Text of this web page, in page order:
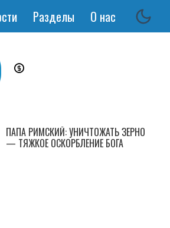
Разделы О нас
ПАПА РИМСКИЙ: УНИЧТОЖАТЬ ЗЕРНО
— ТЯЖКОЕ ОСКОРБЛЕНИЕ БОГА